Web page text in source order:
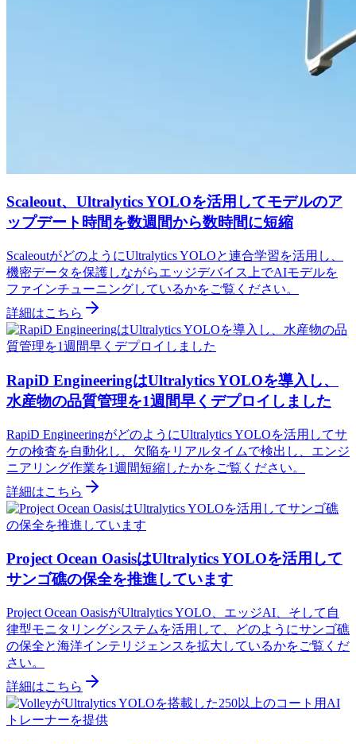
Scaleout、Ultralytics YOLOを活用してモデルのア
ップデート時間を数週間から数時間に短縮
ScaleoutがどのようにUltralytics YOLOと連合学習を活用し、
機密データを保護しながらエッジデバイス上でAIモデルを
ファインチューニングしているかをご覧ください。
詳細はこちら
RapiD EngineeringはUltralytics YOLOを導入し、
水産物の品質管理を1週間早くデプロイしました
RapiD EngineeringがどのようにUltralytics YOLOを活用してサ
ケの検査を自動化し、欠陥をリアルタイムで検出し、エンジ
ニアリング作業を1週間短縮したかをご覧ください。
詳細はこちら
Project Ocean OasisはUltralytics YOLOを活用して
サンゴ礁の保全を推進しています
Project Ocean OasisがUltralytics YOLO、エッジAI、そして自
律型モニタリングシステムを活用して、どのようにサンゴ礁
の保全と海洋インテリジェンスを拡大しているかをご覧くだ
さい。
詳細はこちら